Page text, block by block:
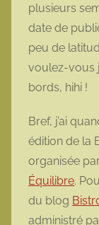
plusieurs
date de
peu de
voulez-vous
bords, hihi !
Bref, j’ai
édition de la
organisée
Équilibre.
du blog
administré